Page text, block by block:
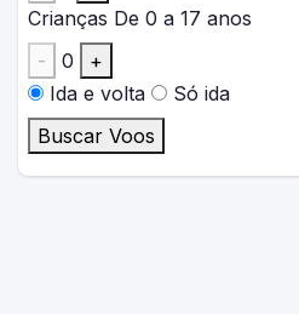
Crianças De 0 a 17 anos
-
0
+
Ida e volta
Só ida
Buscar Voos